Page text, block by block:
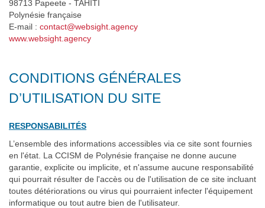
98713 Papeete - TAHITI
Polynésie française
E-mail : contact@websight.agency
www.websight.agency
CONDITIONS GÉNÉRALES
D’UTILISATION DU SITE
RESPONSABILITÉS
L’ensemble des informations accessibles via ce site sont fournies
en l'état. La CCISM de Polynésie française ne donne aucune
garantie, explicite ou implicite, et n'assume aucune responsabilité
qui pourrait résulter de l'accès ou de l'utilisation de ce site incluant
toutes détériorations ou virus qui pourraient infecter l'équipement
informatique ou tout autre bien de l'utilisateur.